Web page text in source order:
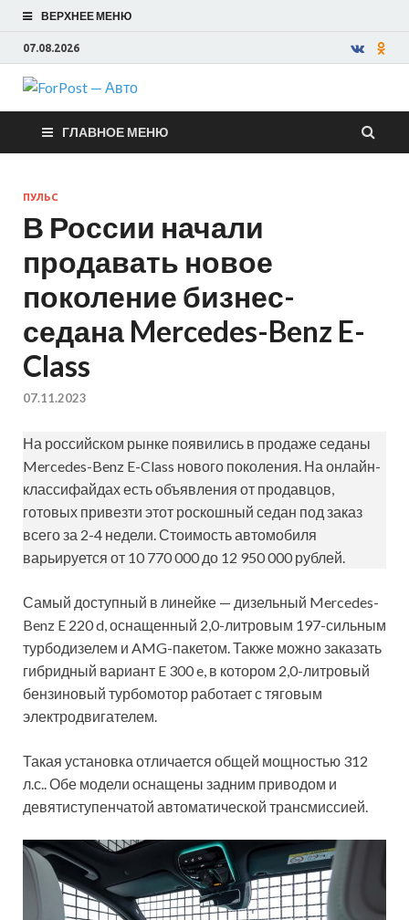
ВЕРХНЕЕ МЕНЮ
07.08.2026
ForPost —
Авто
ГЛАВНОЕ МЕНЮ
ПУЛЬС
В России начали
продавать новое
поколение бизнес-
седана Mercedes-Benz E-
Class
07.11.2023
На российском рынке появились в продаже седаны
Mercedes-Benz E-Class нового поколения. На онлайн-
классифайдах есть объявления от продавцов,
готовых привезти этот роскошный седан под заказ
всего за 2-4 недели. Стоимость автомобиля
варьируется от 10 770 000 до 12 950 000 рублей.
Самый доступный в линейке — дизельный Mercedes-
Benz E 220 d, оснащенный 2,0-литровым 197-сильным
турбодизелем и AMG-пакетом. Также можно заказать
гибридный вариант E 300 e, в котором 2,0-литровый
бензиновый турбомотор работает с тяговым
электродвигателем.
Такая установка отличается общей мощностью 312
л.с.. Обе модели оснащены задним приводом и
девятиступенчатой автоматической трансмиссией.